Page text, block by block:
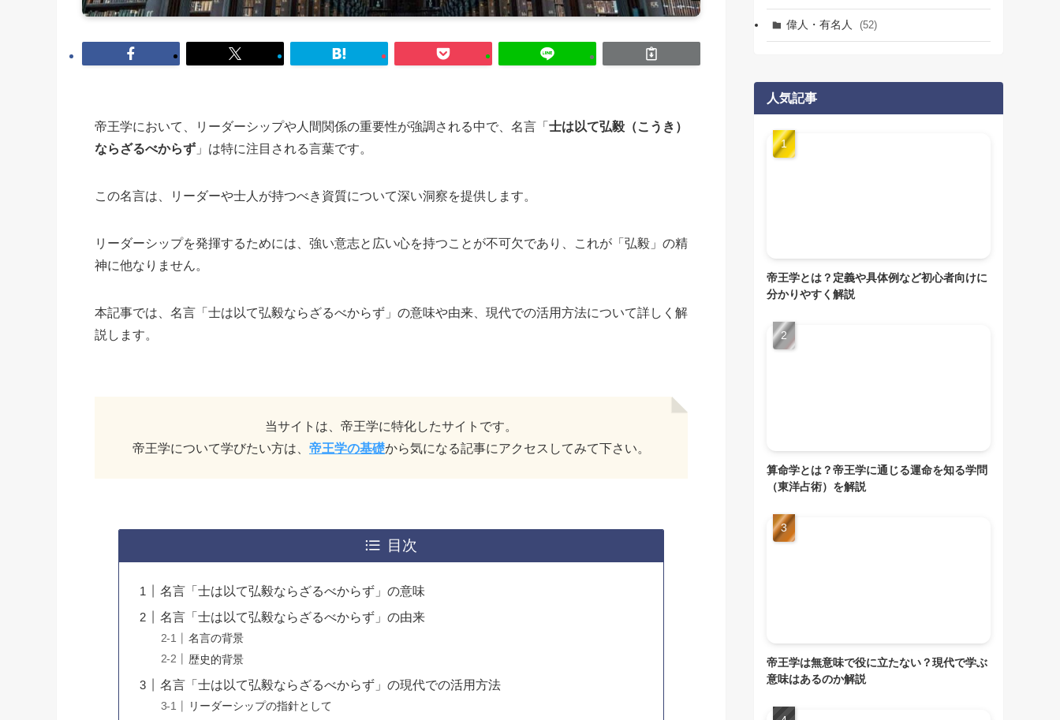
帝王学において、リーダーシップや人間関係の重要性が強調される中で、名言「 士は以て弘毅（こうき）
ならざるべからず 」は特に注目される言葉です。
この名言は、リーダーや士人が持つべき資質について深い洞察を提供します。
リーダーシップを発揮するためには、強い意志と広い心を持つことが不可欠であり、これが「弘毅」の精
神に他なりません。
本記事では、名言「士は以て弘毅ならざるべからず」の意味や由来、現代での活用方法について詳しく解
説します。
当サイトは、帝王学に特化したサイトです。
帝王学について学びたい方は、 帝王学の基礎から気になる記事にアクセスしてみて下さい。
目次
名言「士は以て弘毅ならざるべからず」の意味
名言「士は以て弘毅ならざるべからず」の由来
名言の背景
歴史的背景
名言「士は以て弘毅ならざるべからず」の現代での活用方法
リーダーシップの指針として
偉人・有名人 (52)
人気記事
帝王学とは？定義や具体例など初心者向けに
分かりやすく解説
算命学とは？帝王学に通じる運命を知る学問
（東洋占術）を解説
帝王学は無意味で役に立たない？現代で学ぶ
意味はあるのか解説